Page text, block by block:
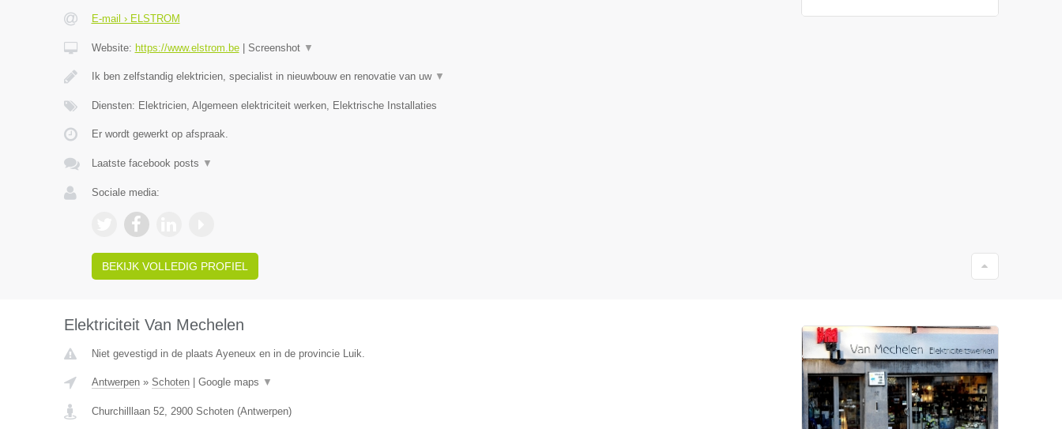
E-mail › ELSTROM
Website: https://www.elstrom.be| Screenshot ▼
Ik ben zelfstandig elektricien, specialist in nieuwbouw en renovatie van uw ▼
Diensten: Elektricien, Algemeen elektriciteit werken, Elektrische Installaties
Er wordt gewerkt op afspraak.
Laatste facebook posts ▼
Sociale media:
BEKIJK VOLLEDIG PROFIEL
Elektriciteit Van Mechelen
Niet gevestigd in de plaats Ayeneux en in de provincie Luik.
Antwerpen» Schoten| Google maps ▼
Churchilllaan 52, 2900 Schoten(Antwerpen)